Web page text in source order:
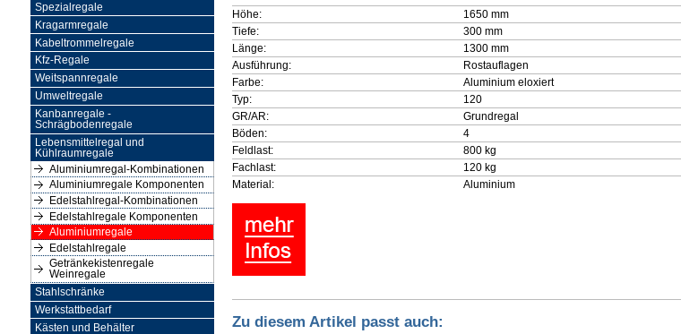
Spezialregale
Kragarmregale
Kabeltrommelregale
Kfz-Regale
Weitspannregale
Umweltregale
Kanbanregale -
Schrägbodenregale
Lebensmittelregal und
Kühlraumregale
Aluminiumregal-Kombinationen
Aluminiumregale Komponenten
Edelstahlregal-Kombinationen
Edelstahlregale Komponenten
Aluminiumregale
Edelstahlregale
Getränkekistenregale
Weinregale
Stahlschränke
Werkstattbedarf
Kästen und Behälter
Höhe:
1650 mm
Tiefe:
300 mm
Länge:
1300 mm
Ausführung:
Rostauflagen
Farbe:
Aluminium eloxiert
Typ:
120
GR/AR:
Grundregal
Böden:
4
Feldlast:
800 kg
Fachlast:
120 kg
Material:
Aluminium
Zu diesem Artikel passt auch: